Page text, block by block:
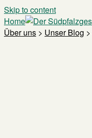
Skip to content
Home
Über uns > Unser Blog >